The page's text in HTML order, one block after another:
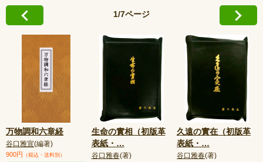
1/7ページ
万物調和六章経
谷口雅宣(編著)
900円 （税込・送料別）
生命の實相（初版革
表紙・ …
谷口雅春(著)
久遠の實在（初版革
表紙・ …
谷口雅春(著)